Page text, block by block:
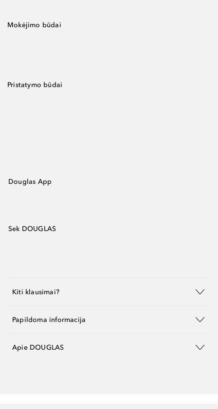
Mokėjimo būdai
Pristatymo būdai
Douglas App
Sek DOUGLAS
Kiti klausimai?
Papildoma informacija
Apie DOUGLAS